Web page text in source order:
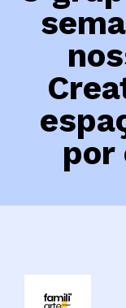
por